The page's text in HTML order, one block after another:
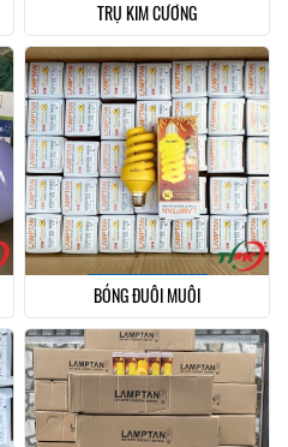
TRỤ KIM CƯƠNG
BÓNG ĐUỖI MUỖI